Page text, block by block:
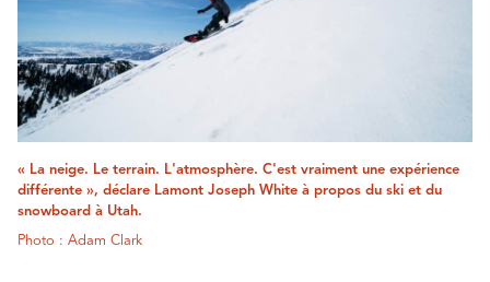
« La neige. Le terrain. L'atmosphère. C'est vraiment une expérience
différente », déclare Lamont Joseph White à propos du ski et du
snowboard à Utah.
Photo : Adam Clark